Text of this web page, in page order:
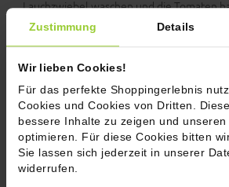
Zustimmung Details
Wir lieben Cookies!
Für das perfekte Shoppingerlebnis
Cookies und Cookies von Dritten.
bessere Inhalte zu zeigen und unseren
optimieren. Für diese Cookies bitten
Sie lassen sich jederzeit in unserer
widerrufen.
Lauchzwiebel waschen und die Tomaten
schälen und in Scheiben
Den Focaccia-Belag entweder wild oder
auf den Teig legen.
8
Den Fladen mit Olivenöl bestreichen, mit